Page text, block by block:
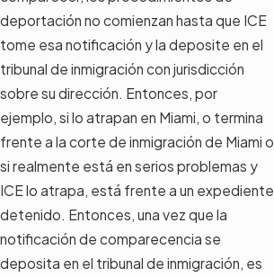
deportación no comienzan hasta que ICE
tome esa notificación y la deposite en el
tribunal de inmigración con jurisdicción
sobre su dirección. Entonces, por
ejemplo, si lo atrapan en Miami, o termina
frente a la corte de inmigración de Miami o
si realmente está en serios problemas y
ICE lo atrapa, está frente a un expediente
detenido. Entonces, una vez que la
notificación de comparecencia se
deposita en el tribunal de inmigración, es